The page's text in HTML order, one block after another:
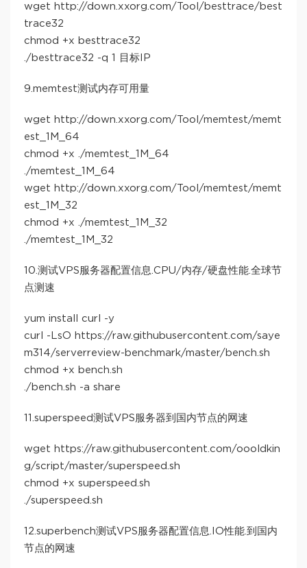
wget http://down.xxorg.com/Tool/besttrace/best
trace32
chmod +x besttrace32
./besttrace32 -q 1 目标IP
9.memtest测试内存可用量
wget http://down.xxorg.com/Tool/memtest/memt
est_1M_64
chmod +x ./memtest_1M_64
./memtest_1M_64
wget http://down.xxorg.com/Tool/memtest/memt
est_1M_32
chmod +x ./memtest_1M_32
./memtest_1M_32
10.测试VPS服务器配置信息.CPU/内存/硬盘性能.全球节
点测速
yum install curl -y
curl -LsO https://raw.githubusercontent.com/saye
m314/serverreview-benchmark/master/bench.sh
chmod +x bench.sh
./bench.sh -a share
11.superspeed测试VPS服务器到国内节点的网速
wget https://raw.githubusercontent.com/oooldkin
g/script/master/superspeed.sh
chmod +x superspeed.sh
./superspeed.sh
12.superbench测试VPS服务器配置信息.IO性能.到国内
节点的网速